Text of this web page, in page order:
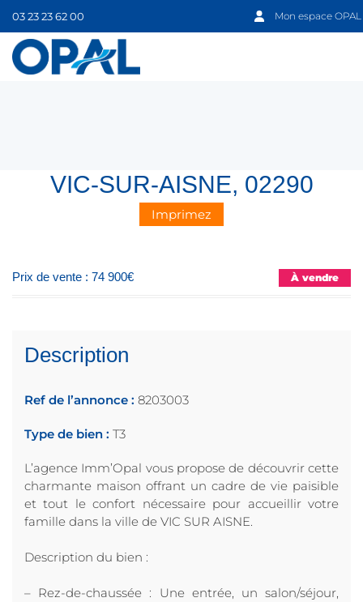
03 23 23 62 00 Mon espace OPAL
VIC-SUR-AISNE, 02290
Imprimez
Prix de vente : 74 900€ À vendre
Description
Ref de l’annonce : 8203003
Type de bien : T3
L’agence Imm’Opal vous propose de découvrir cette
charmante maison offrant un cadre de vie paisible
et tout le confort nécessaire pour accueillir votre
famille dans la ville de VIC SUR AISNE.
Description du bien :
– Rez-de-chaussée : Une entrée, un salon/séjour,